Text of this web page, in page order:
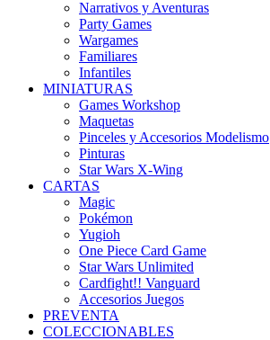
Narrativos y Aventuras
Party Games
Wargames
Familiares
Infantiles
MINIATURAS
Games Workshop
Maquetas
Pinceles y Accesorios Modelismo
Pinturas
Star Wars X-Wing
CARTAS
Magic
Pokémon
Yugioh
One Piece Card Game
Star Wars Unlimited
Cardfight!! Vanguard
Accesorios Juegos
PREVENTA
COLECCIONABLES